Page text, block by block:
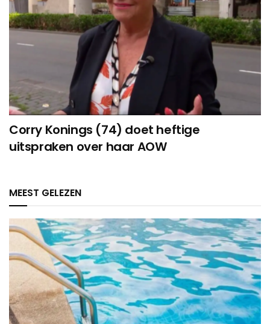
Corry Konings (74) doet heftige
uitspraken over haar AOW
MEEST GELEZEN